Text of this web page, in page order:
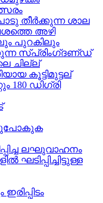
തീര്‍ക്കുന്ന ശാല
അഴി
പുറകിലും
സ്‌പ്രിംഗ്‌ദണ്‌ഡ്
ചില്ല്
കൂട്ടിമുട്ടല്
180 ഡിഗ്രി
ലഘുവാഹനം
ഘടിപ്പിച്ചിട്ടുള്ള